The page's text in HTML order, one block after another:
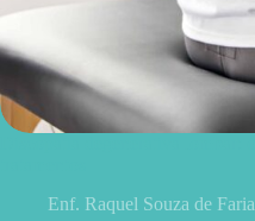
Enf. Raquel Souza de Faria